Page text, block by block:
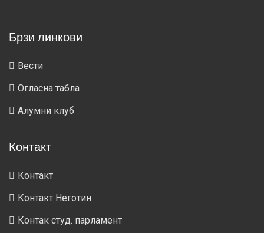
Брзи линкови
Вести
Огласна табла
Алумни клуб
Контакт
Контакт
Контакт Неготин
Контак студ. парламент